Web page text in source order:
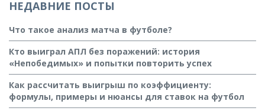
НЕДАВНИЕ ПОСТЫ
Что такое анализ матча в футболе?
Кто выиграл АПЛ без поражений: история
«Непобедимых» и попытки повторить успех
Как рассчитать выигрыш по коэффициенту:
формулы, примеры и нюансы для ставок на футбол